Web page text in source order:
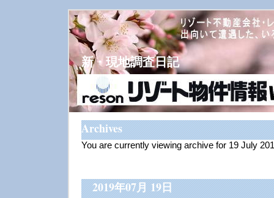
新・現地調査日記
Archives
You are currently viewing archive for 19 July
2019年07月 19日